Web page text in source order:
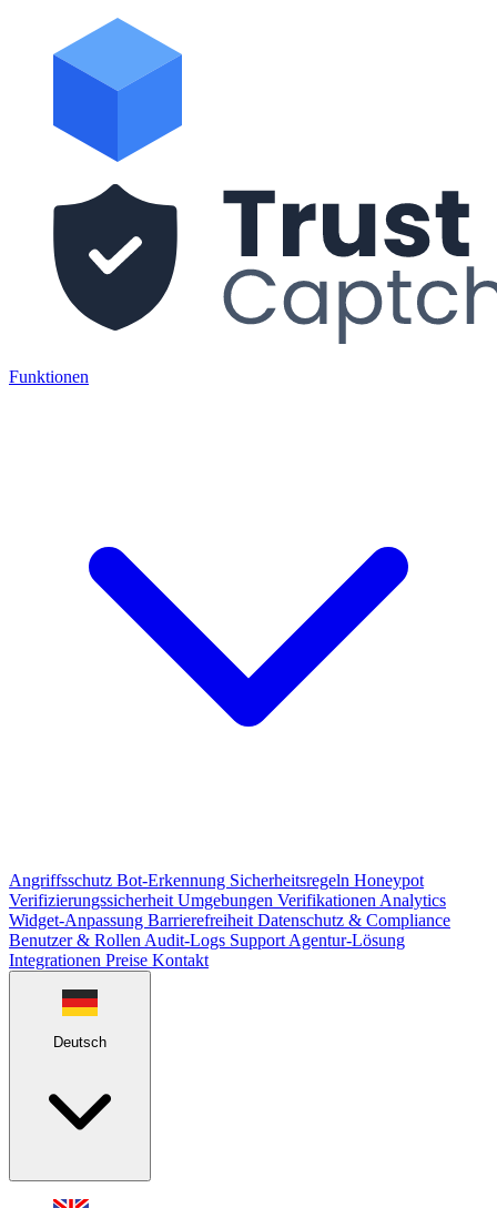
Funktionen
Angriffsschutz Bot-Erkennung Sicherheitsregeln Honeypot
Verifizierungssicherheit Umgebungen Verifikationen Analytics
Widget-Anpassung Barrierefreiheit Datenschutz & Compliance
Benutzer & Rollen Audit-Logs Support Agentur-Lösung
Integrationen Preise Kontakt
Deutsch